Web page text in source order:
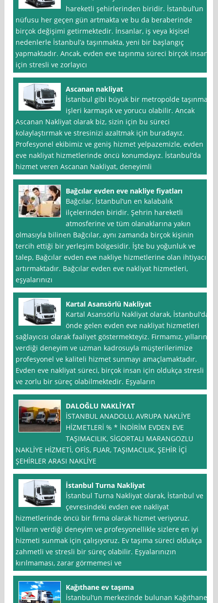
hareketli şehirlerinden biridir. İstanbul’un
nüfusu her geçen gün artmakta ve bu da beraberinde
birçok değişimi getirmektedir. İnsanlar, iş veya kişisel
nedenlerle İstanbul’a taşınmakta, yeni bir başlangıç
yapmaktadır. Ancak, evden eve taşınma süreci birçok insan
için stresli ve zorlayıcı
Ascanan nakliyat
İstanbul gibi büyük bir metropolde taşınma
işleri karmaşık ve yorucu olabilir. Ancak
Ascanan Nakliyat olarak biz, sizin için bu süreci
kolaylaştırmak ve stresinizi azaltmak için buradayız.
Profesyonel ekibimiz ve geniş hizmet yelpazemizle, evden
eve nakliyat hizmetlerinde öncü konumdayız. İstanbul’da
hizmet veren Ascanan Nakliyat, deneyimli
Bağcılar evden eve nakliye fiyatları
Bağcılar, İstanbul‘un en kalabalık
ilçelerinden biridir. Şehrin hareketli
atmosferine ve tüm olanaklarına yakın
olmasıyla bilinen Bağcılar, aynı zamanda birçok kişinin
tercih ettiği bir yerleşim bölgesidir. İşte bu yoğunluk ve
talep, Bağcılar evden eve nakliye hizmetlerine olan ihtiyacı
artırmaktadır. Bağcılar evden eve nakliyat hizmetleri,
eşyalarınızı
Kartal Asansörlü Nakliyat
Kartal Asansörlü Nakliyat olarak, İstanbul‘da
önde gelen evden eve nakliyat hizmetleri
sağlayıcısı olarak faaliyet göstermekteyiz. Firmamız, yılların
verdiği deneyim ve uzman kadrosuyla müşterilerimize
profesyonel ve kaliteli hizmet sunmayı amaçlamaktadır.
Evden eve nakliyat süreci, birçok insan için oldukça stresli
ve zorlu bir süreç olabilmektedir. Eşyaların
DALOĞLU NAKLİYAT
İSTANBUL ANADOLU, AVRUPA NAKLİYE
HİZMETLERİ % * İNDİRİM EVDEN EVE
TAŞIMACILIK, SİGORTALI MARANGOZLU
NAKLİYE HİZMETİ, OFİS, FUAR, TAŞIMACILIK, ŞEHİR İÇİ
ŞEHİRLER ARASI NAKLİYE
İstanbul Turna Nakliyat
İstanbul Turna Nakliyat olarak, İstanbul ve
çevresindeki evden eve nakliyat
hizmetlerinde öncü bir firma olarak hizmet veriyoruz.
Yılların verdiği deneyim ve profesyonellikle sizlere en iyi
hizmeti sunmak için çalışıyoruz. Ev taşıma süreci oldukça
zahmetli ve stresli bir süreç olabilir. Eşyalarınızın
kırılmaması, zarar görmemesi ve
Kağıthane ev taşıma
İstanbul‘un merkezinde bulunan Kağıthane